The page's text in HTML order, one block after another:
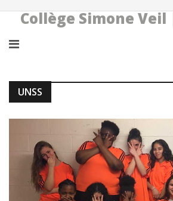
Collège Simone
UNSS